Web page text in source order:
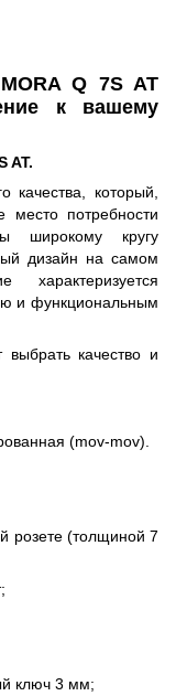
MORA Q 7S AT
к вашему
AT.
качества, который,
место потребности
широкому кругу
дизайн на самом
и функциональным
выбрать качество и
(mov-mov).
розете (толщиной 7
ключ 3 мм;